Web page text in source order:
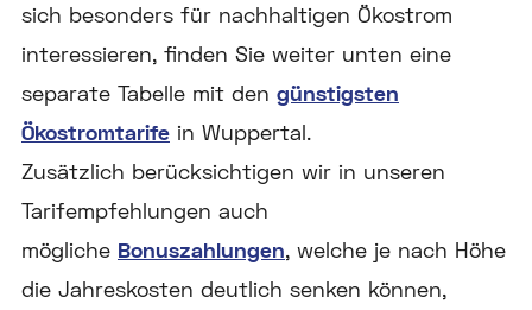
sich besonders für nachhaltigen Ökostrom
interessieren, finden Sie weiter unten eine
separate Tabelle mit den günstigsten
Ökostromtarife in Wuppertal.
Zusätzlich berücksichtigen wir in unseren
Tarifempfehlungen auch
mögliche Bonuszahlungen, welche je nach Höhe
die Jahreskosten deutlich senken können,